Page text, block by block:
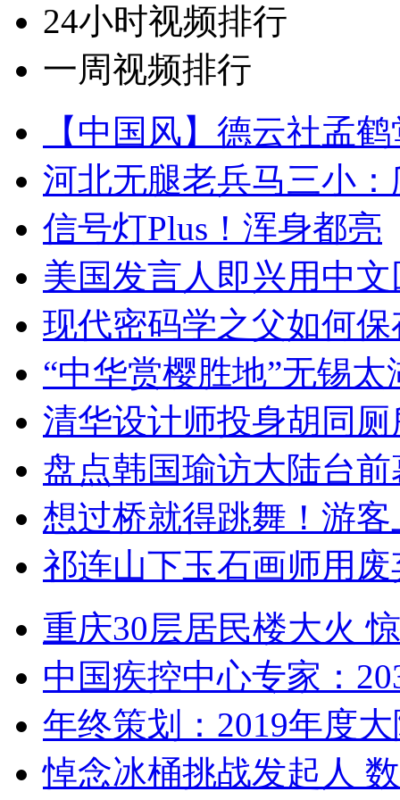
24小时视频排行
一周视频排行
【中国风】德云社孟
河北无腿老兵马三小
信号灯Plus！浑身都亮
美国发言人即兴用中
现代密码学之父如何
“中华赏樱胜地”无锡
清华设计师投身胡同
盘点韩国瑜访大陆台
想过桥就得跳舞！游客
祁连山下玉石画师用
重庆30层居民楼大火
中国疾控中心专家：
年终策划：2019年度
悼念冰桶挑战发起人